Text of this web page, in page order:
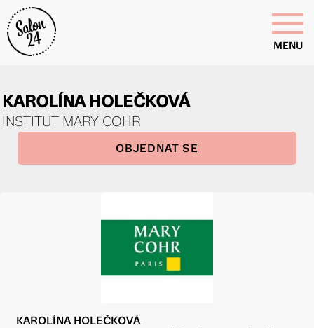
MENU
KAROLÍNA HOLEČKOVÁ
INSTITUT MARY COHR
OBJEDNAT SE
KAROLÍNA HOLEČKOVÁ